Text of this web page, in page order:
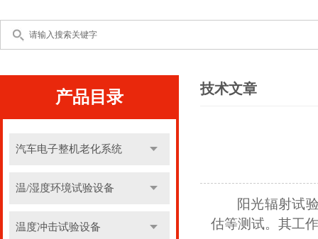
产品目录
汽车电子整机老化系统
温/湿度环境试验设备
温度冲击试验设备
技术文章
阳光辐射试
估等测试。其工